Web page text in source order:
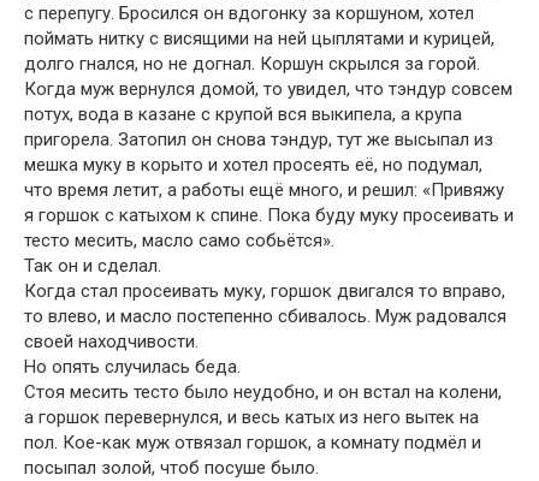
с перепугу. Бросился он вдогонку за коршуном, хотел
поймать нитку с висящими на ней цыплятами и курицей,
долго гнался, но не догнал. Коршун скрылся за горой.
Когда муж вернулся домой, то увидел, что тэндур совсем
потух, вода в казане с крупой вся выкипела, а крупа
пригорела. Затопил он снова тэндур, тут же высыпал из
мешка муку в корыто и хотел просеять её, но подумал,
что время летит, а работы ещё много, и решил: «Привяжу
я горшок с катыхом к спине. Пока буду муку просеивать и
тесто месить, масло само собьётся».
Так он и сделал.
Когда стал просеивать муку, горшок двигался то вправо,
то влево, и масло постепенно сбивалось. Муж радовался
своей находчивости.
Но опять случилась беда.
Стоя месить тесто было неудобно, и он встал на колени,
а горшок перевернулся, и весь катых из него вытек на
пол. Кое-как муж отвязал горшок, а комнату подмёл и
посыпал золой, чтоб посуше было.